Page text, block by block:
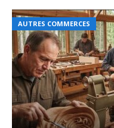
AUTRES COMMERCES